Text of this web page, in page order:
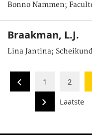
Bonno Nammen;
Braakman, L.J.
Lina Jantina;
1 2
Laatste